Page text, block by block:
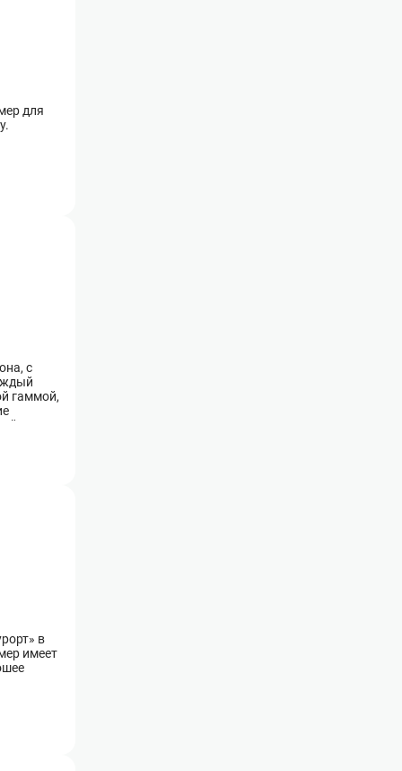
для
с
гаммой,
на
в
имеет